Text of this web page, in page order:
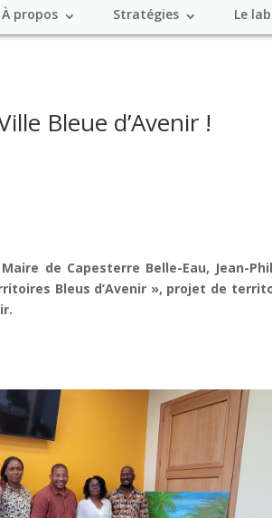
À propos Stratégies Le
Bleue d’Avenir !
de Capesterre Belle-Eau, Jean-
Bleus d’Avenir », projet de